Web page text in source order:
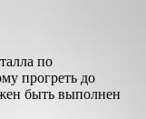
по
прогреть до
быть выполнен